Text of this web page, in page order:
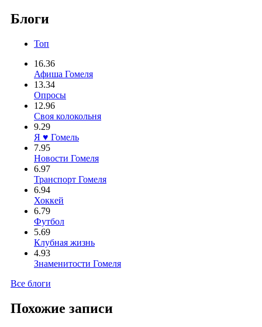
Блоги
Топ
16.36
Афиша Гомеля
13.34
Опросы
12.96
Своя колокольня
9.29
Я ♥ Гомель
7.95
Новости Гомеля
6.97
Транспорт Гомеля
6.94
Хоккей
6.79
Футбол
5.69
Клубная жизнь
4.93
Знаменитости Гомеля
Все блоги
Похожие записи